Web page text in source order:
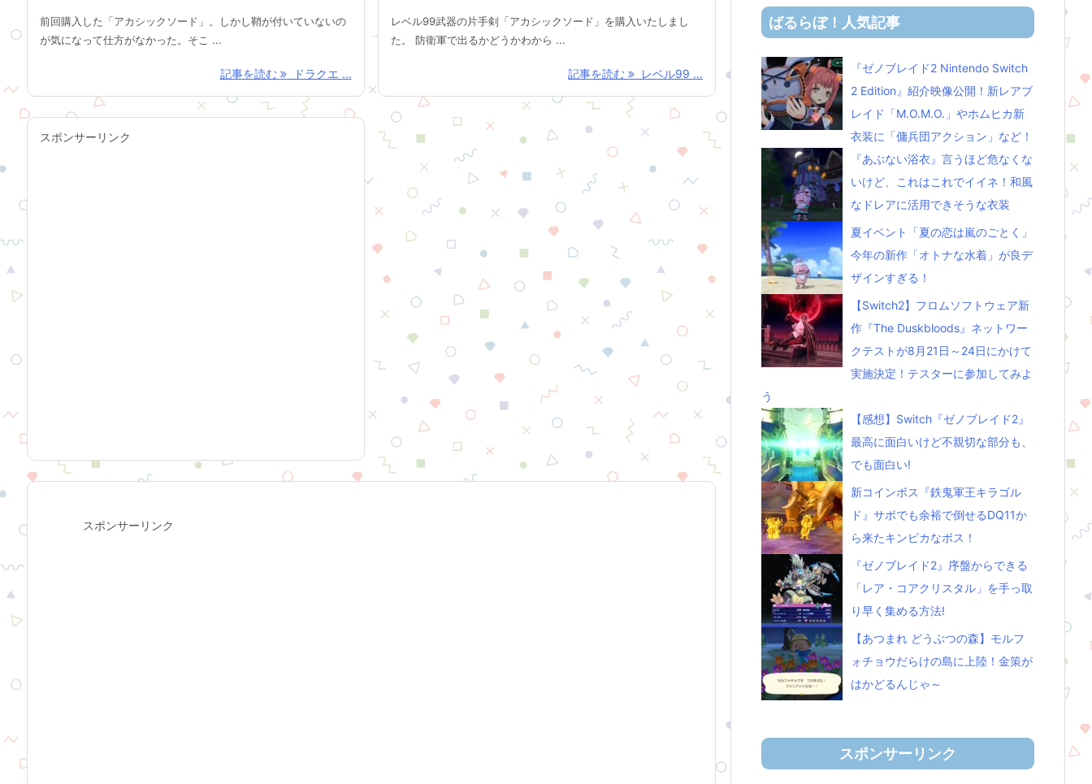
前回購入した「アカシックソード」。しかし鞘が付いていないの
が気になって仕方がなかった。そこ ...
記事を読む ドラクエ ...
レベル99武器の片手剣「アカシックソード」を購入いたしまし
た。 防衛軍で出るかどうかわから ...
記事を読む レベル99 ...
スポンサーリンク
スポンサーリンク
ばるらぼ！人気記事
『ゼノブレイド2 Nintendo Switch
2 Edition』紹介映像公開！新レアブ
レイド「M.O.M.O.」やホムヒカ新
衣装に「傭兵団アクション」など！
『あぶない浴衣』言うほど危なくな
いけど、これはこれでイイネ！和風
なドレアに活用できそうな衣装
夏イベント「夏の恋は嵐のごとく」
今年の新作「オトナな水着」が良デ
ザインすぎる！
【Switch2】フロムソフトウェア新
作『The Duskbloods』ネットワー
クテストが8月21日～24日にかけて
実施決定！テスターに参加してみよ
う
【感想】Switch『ゼノブレイド2』
最高に面白いけど不親切な部分も、
でも面白い!
新コインボス『鉄鬼軍王キラゴル
ド』サポでも余裕で倒せるDQ11か
ら来たキンピカなボス！
『ゼノブレイド2』序盤からできる
「レア・コアクリスタル」を手っ取
り早く集める方法!
【あつまれ どうぶつの森】モルフ
ォチョウだらけの島に上陸！金策が
はかどるんじゃ～
スポンサーリンク